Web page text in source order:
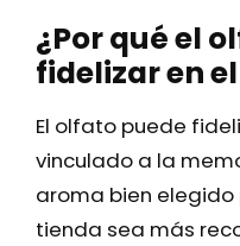
¿Por qué el
fidelizar en
El olfato puede
vinculado a la
aroma bien
tienda sea más